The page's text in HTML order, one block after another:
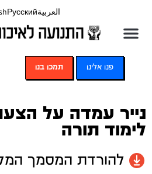
العربيةРусский
פנו אלינו תמכו בנו
נייר עמדה על
לימוד תורה
להורדת המסמך